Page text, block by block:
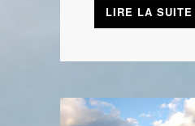
LIRE LA SUITE